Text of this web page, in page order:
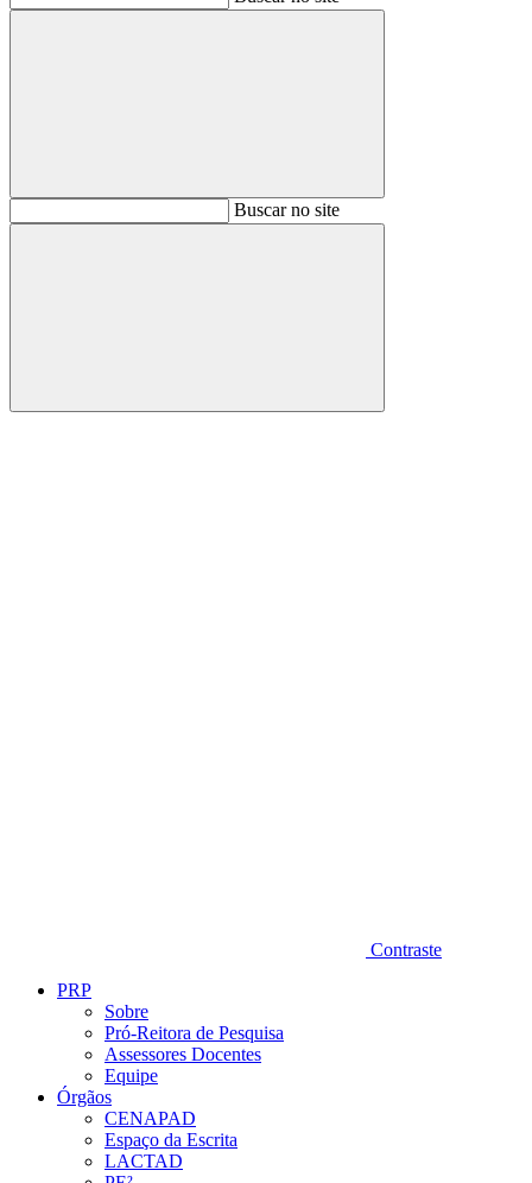
BuscarBuscar no site
Buscar
Contraste
PRP
Sobre
Pró-Reitora de Pesquisa
Assessores Docentes
Equipe
Órgãos
CENAPAD
Espaço da Escrita
LACTAD